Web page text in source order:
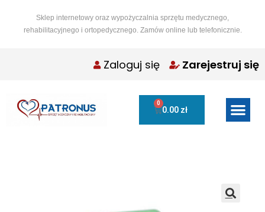
Sklep internetowy oraz wypożyczalnia sprzętu medycznego,
rehabilitacyjnego i ortopedycznego. Zamów online lub telefonicznie.
Zaloguj się Zarejestruj się
0.00 zł
0